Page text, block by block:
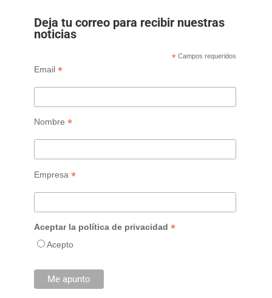
Deja tu correo para recibir nuestras
noticias
* Campos requeridos
Email *
Nombre *
Empresa *
Aceptar la política de privacidad *
Acepto